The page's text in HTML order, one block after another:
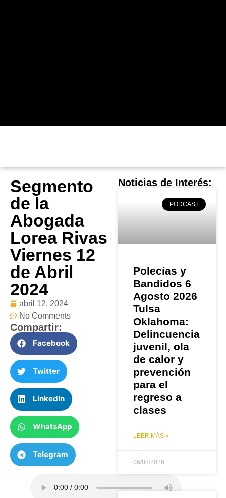
Segmento
de la
Abogada
Lorea Rivas
Viernes 12
de Abril
2024
abril 12, 2024
No Comments
Compartir:
Facebook
Twitter
LinkedIn
WhatsApp
Telegram
Noticias de Interés:
PODCAST
Polecías y
Bandidos 6
Agosto 2026
Tulsa
Oklahoma:
Delincuencia
juvenil, ola
de calor y
prevención
para el
regreso a
clases
LEER MÁS »
06/08/2026